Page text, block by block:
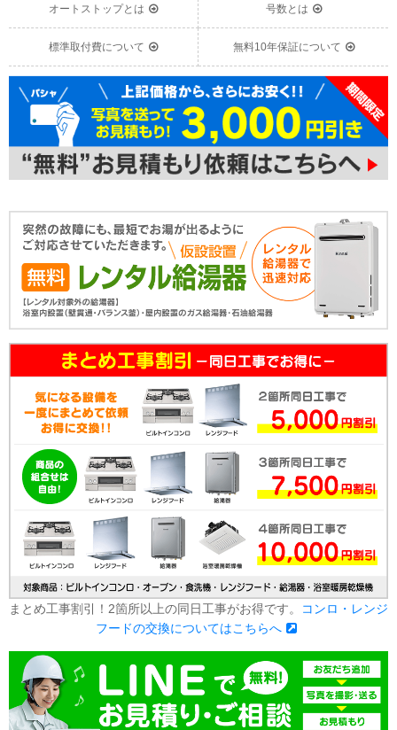
オートストップとは 号数とは
標準取付費について 無料10年保証について
まとめ工事割引！2箇所以上の同日工事がお得です。
コンロ・レンジ
フードの交換についてはこちらへ